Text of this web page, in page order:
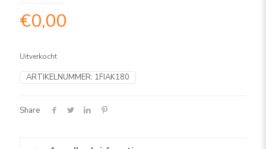
€0,00
Uitverkocht
ARTIKELNUMMER: 1FIAK180
Share